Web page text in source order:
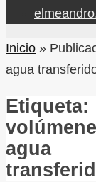
contenido
Inicio »
agua
Etiqueta:
agua